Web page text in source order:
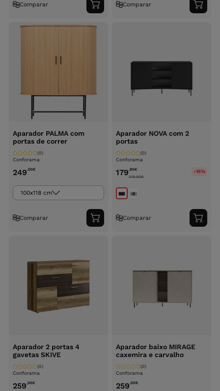
Comparar
Adicionar
ao
carrinho
Comparar
ao
Aparador PALMA com
portas de correr
Conforama
(0)
249,00€
100x118 cm
Comparar
Adicionar
ao
Aparador NOVA com 2
portas
Conforama
(0)
179,90€
219.90€
-15%
Comparar
ao
Aparador 2 portas 4
gavetas SKIVE
Conforama
(0)
259,00€
Aparador baixo MIRAGE
caxemira e carvalho
Conforama
(0)
259,00€